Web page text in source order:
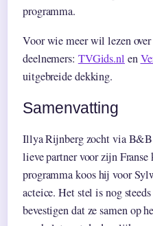
programma.
Voor wie meer wil lezen over
deelnemers: TVGids.nl en
uitgebreide dekking.
Samenvatting
Illya Rijnberg zocht via
lieve partner voor zijn Franse
programma koos hij voor
acteice. Het stel is nog
bevestigen dat ze samen op